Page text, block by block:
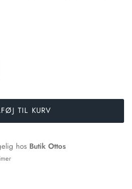
TIL KURV
hos Butik Ottos